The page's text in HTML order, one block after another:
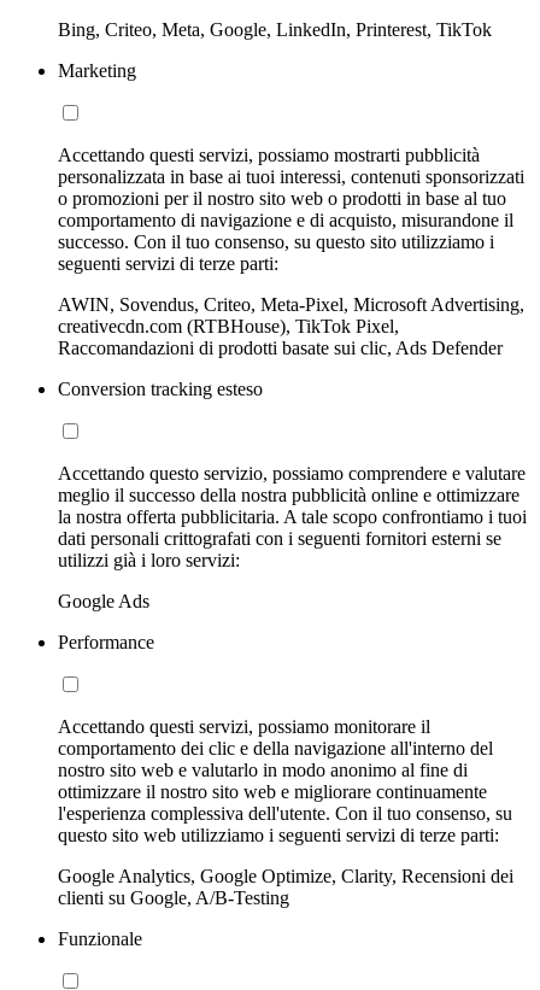
Bing, Criteo, Meta, Google, LinkedIn, Printerest, TikTok
Marketing
Accettando questi servizi, possiamo mostrarti pubblicità
personalizzata in base ai tuoi interessi, contenuti sponsorizzati
o promozioni per il nostro sito web o prodotti in base al tuo
comportamento di navigazione e di acquisto, misurandone il
successo. Con il tuo consenso, su questo sito utilizziamo i
seguenti servizi di terze parti:
AWIN, Sovendus, Criteo, Meta-Pixel, Microsoft Advertising,
creativecdn.com (RTBHouse), TikTok Pixel,
Raccomandazioni di prodotti basate sui clic, Ads Defender
Conversion tracking esteso
Accettando questo servizio, possiamo comprendere e valutare
meglio il successo della nostra pubblicità online e ottimizzare
la nostra offerta pubblicitaria. A tale scopo confrontiamo i tuoi
dati personali crittografati con i seguenti fornitori esterni se
utilizzi già i loro servizi:
Google Ads
Performance
Accettando questi servizi, possiamo monitorare il
comportamento dei clic e della navigazione all'interno del
nostro sito web e valutarlo in modo anonimo al fine di
ottimizzare il nostro sito web e migliorare continuamente
l'esperienza complessiva dell'utente. Con il tuo consenso, su
questo sito web utilizziamo i seguenti servizi di terze parti:
Google Analytics, Google Optimize, Clarity, Recensioni dei
clienti su Google, A/B-Testing
Funzionale